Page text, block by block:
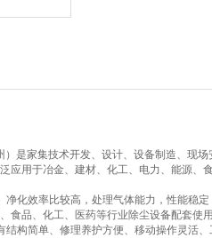
）是家集技术开发、设计、设备制造、现
应用于冶金、建材、化工、电力、能源、
化效率比较高，处理气体能力，性能稳
食品、化工、医药等行业除尘设备配套使用
构简单、修理养护方便、移动操作灵活